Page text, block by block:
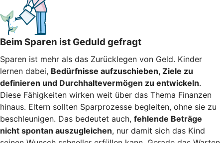
Beim Sparen ist Geduld gefragt
Sparen ist mehr als das Zurücklegen von Geld. Kinder
lernen dabei, Bedürfnisse aufzuschieben, Ziele zu
definieren und Durchhaltevermögen zu entwickeln.
Diese Fähigkeiten wirken weit über das Thema Finanzen
hinaus. Eltern sollten Sparprozesse begleiten, ohne sie zu
beschleunigen. Das bedeutet auch, fehlende Beträge
nicht spontan auszugleichen, nur damit sich das Kind